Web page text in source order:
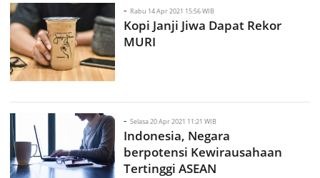
- Rabu 14 Apr 2021 15:56 WIB
Kopi Janji Jiwa Dapat Rekor
MURI
- Selasa 20 Apr 2021 11:21 WIB
Indonesia, Negara
berpotensi Kewirausahaan
Tertinggi ASEAN